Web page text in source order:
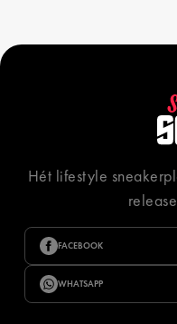
Hét lifestyle
FACEBOOK
WHATSAPP